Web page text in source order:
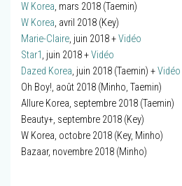
W Korea, mars 2018 (Taemin)
W Korea, avril 2018 (Key)
Marie-Claire, juin 2018 +Vidéo
Star1 , juin 2018 +Vidéo
Dazed Korea, juin 2018 (Taemin) +Vidéo
Oh Boy!, août 2018 (Minho, Taemin)
Allure Korea, septembre 2018 (Taemin)
Beauty+, septembre 2018 (Key)
W Korea, octobre 2018 (Key, Minho)
Bazaar, novembre 2018 (Minho)